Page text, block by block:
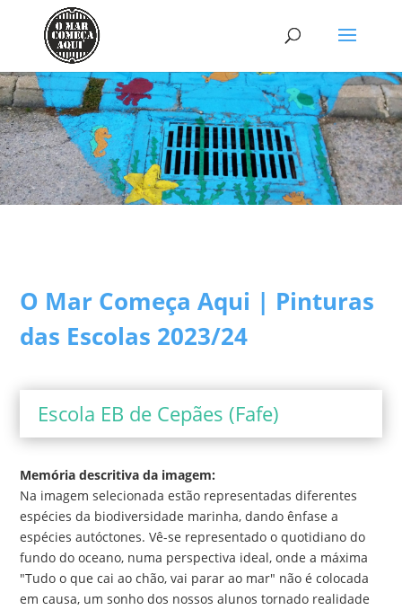
O Mar Começa Aqui | Pinturas
das Escolas 2023/24
Escola EB de Cepães (Fafe)
Memória descritiva da imagem:
Na imagem selecionada estão representadas diferentes
espécies da biodiversidade marinha, dando ênfase a
espécies autóctones. Vê-se representado o quotidiano do
fundo do oceano, numa perspectiva ideal, onde a máxima
"Tudo o que cai ao chão, vai parar ao mar" não é colocada
em causa, um sonho dos nossos alunos tornado realidade